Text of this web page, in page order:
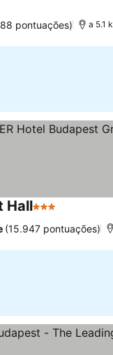
pontuações) a 5.1
Hall3 Estrelas
(15.947 pontuações)